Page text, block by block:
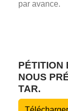
par avance.
PÉTITION
NOUS
TAR.